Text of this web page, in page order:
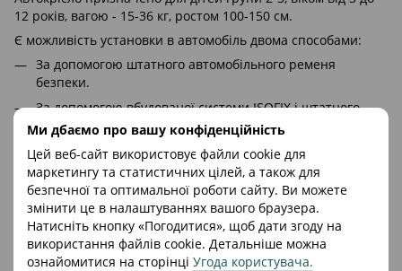
Ми дбаємо про вашу конфіденційність
Цей веб-сайт використовує файли cookie для
маркетингу та статистичних цілей, а також для
безпечної та оптимальної роботи сайту. Ви можете
змінити це в налаштуваннях вашого браузера.
Натисніть кнопку «Погодитися», щоб дати згоду на
використання файлів cookie. Детальніше можна
ознайомитися на сторінці Угода користувача.
12 років, вагою - 15-36 кг, ростом 100-150 см.
Є можливість установки в автомобіль двома способами:
За допомогою штатного автомобільного ременя
безпеки.
За допомогою вбудованої системи ISOFIX і штатного
ременя безпеки.
Два шару покриття:
Перший шар EPS (спінений полістирол), що забезпечує
гальмування при зіткненні.
Другий шар - пінополіуретан, що забезпечує
максимальний комфорт навіть під час довгих. поїздок;